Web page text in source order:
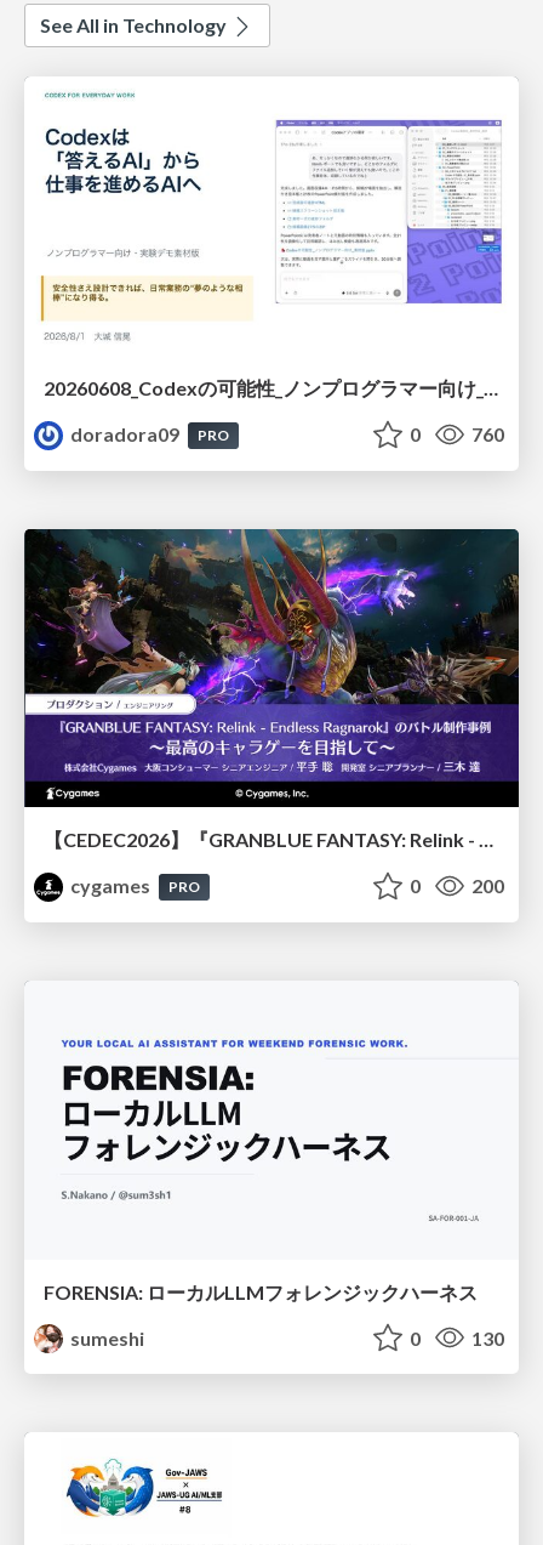
See All in Technology
doradora09
PRO 0 760
【CEDEC2026】『GRANBLUE FANTASY: Relink - Endless Ragnarok』のバトル制作事例 ～最高のキャラゲーを目指して～
cygames
PRO 0 200
FORENSIA: ローカルLLMフォレンジックハーネス
sumeshi
0 130